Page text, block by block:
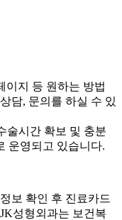
이지 등 원하는 방법
담, 문의를 하실 수 있
술시간 확보 및 충분
운영되고 있습니다.
보 확인 후 진료카드
성형외과는 보건복